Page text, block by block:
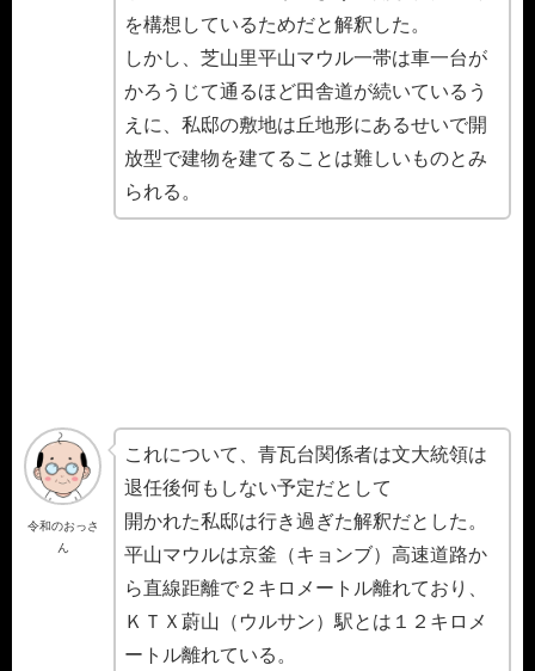
を構想しているためだと解釈した。
しかし、芝山里平山マウル一帯は車一台が
かろうじて通るほど田舎道が続いているう
えに、私邸の敷地は丘地形にあるせいで開
放型で建物を建てることは難しいものとみ
られる。
令和のおっさ
ん
これについて、青瓦台関係者は文大統領は
退任後何もしない予定だとして
開かれた私邸は行き過ぎた解釈だとした。
平山マウルは京釜（キョンブ）高速道路か
ら直線距離で２キロメートル離れており、
ＫＴＸ蔚山（ウルサン）駅とは１２キロメ
ートル離れている。